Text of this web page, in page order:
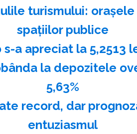
turismului:
spaţiilor publice
s-a apreciat la 5,2513
la depozitele
5,63%
record, dar
entuziasmul